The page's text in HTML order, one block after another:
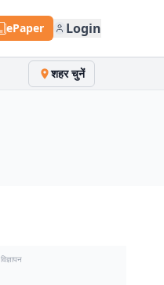
ePaper Login
शहर चुनें
विज्ञापन